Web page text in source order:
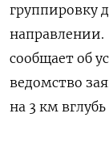
группировку
направлении.
сообщает об
ведомство
на 3 км